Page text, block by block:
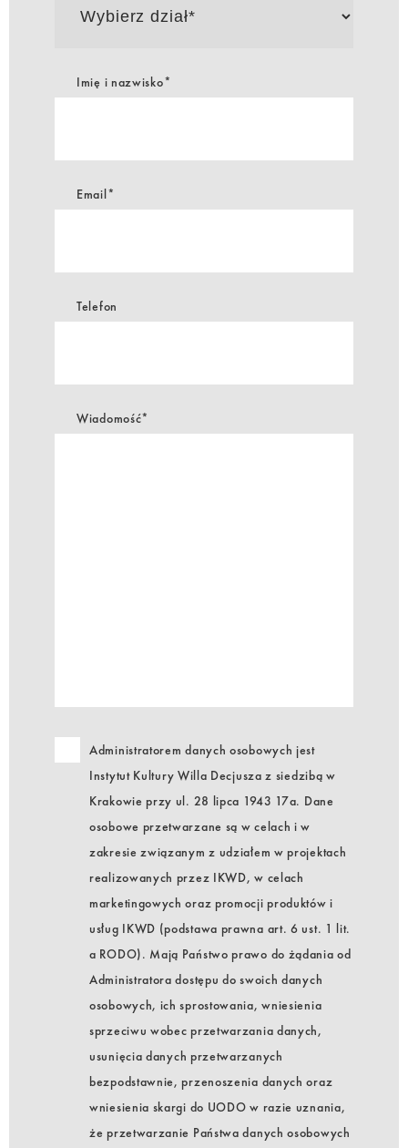
Imię i nazwisko*
Email*
Telefon
Wiadomość*
Administratorem danych osobowych jest
Instytut Kultury Willa Decjusza z siedzibą w
Krakowie przy ul. 28 lipca 1943 17a. Dane
osobowe przetwarzane są w celach i w
zakresie związanym z udziałem w projektach
realizowanych przez IKWD, w celach
marketingowych oraz promocji produktów i
usług IKWD (podstawa prawna art. 6 ust. 1 lit.
a RODO). Mają Państwo prawo do żądania od
Administratora dostępu do swoich danych
osobowych, ich sprostowania, wniesienia
sprzeciwu wobec przetwarzania danych,
usunięcia danych przetwarzanych
bezpodstawnie, przenoszenia danych oraz
wniesienia skargi do UODO w razie uznania,
że przetwarzanie Państwa danych osobowych